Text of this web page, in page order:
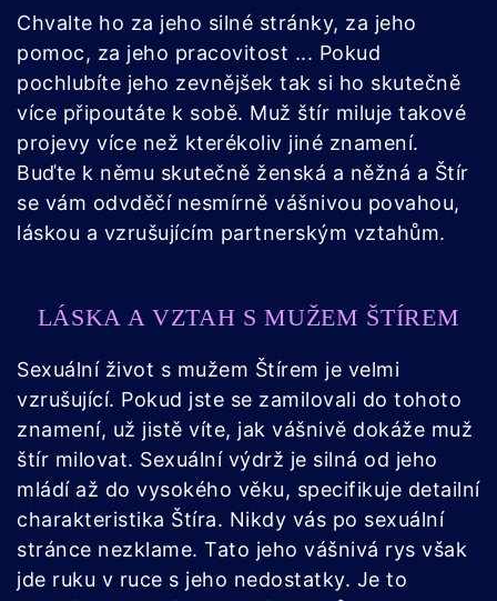
Chvalte ho za jeho silné stránky, za jeho
pomoc, za jeho pracovitost ... Pokud
pochlubíte jeho zevnějšek tak si ho skutečně
více připoutáte k sobě. Muž štír miluje takové
projevy více než kterékoliv jiné znamení.
Buďte k němu skutečně ženská a něžná a Štír
se vám odvděčí nesmírně vášnivou povahou,
láskou a vzrušujícím partnerským vztahům.
LÁSKA A VZTAH S MUŽEM ŠTÍREM
Sexuální život s mužem Štírem je velmi
vzrušující. Pokud jste se zamilovali do tohoto
znamení, už jistě víte, jak vášnivě dokáže muž
štír milovat. Sexuální výdrž je silná od jeho
mládí až do vysokého věku, specifikuje detailní
charakteristika Štíra. Nikdy vás po sexuální
stránce nezklame. Tato jeho vášnivá rys však
jde ruku v ruce s jeho nedostatky. Je to